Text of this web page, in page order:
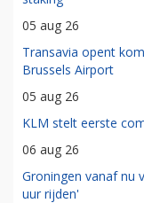
05 aug 26
Transavia opent
Brussels Airport
05 aug 26
KLM stelt eerste
06 aug 26
Groningen vanaf nu
uur rijden'